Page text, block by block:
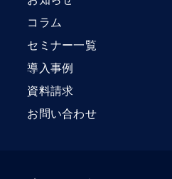
コラム
セミナー一覧
導入事例
資料請求
お問い合わせ